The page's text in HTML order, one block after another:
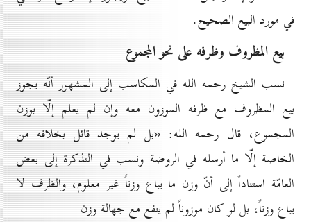
في مورد البيع الصحيح.
بيع المظروف وظرفه على نحو المجموع
نسب الشيخ رحمه الله في المكاسب إلى المشهور أنّه يجوز
بيع المظروف مع ظرفه الموزون معه وإن لم يعلم إلّا بوزن
المجموع، قال رحمه الله: «بل لم يوجد قائل بخلافه من
الخاصة إلّا ما أرسله في الروضة ونسب في التذكرة إلى بعض
العامّة استناداً إلى أنّ وزن ما يباع وزناً غير معلوم، والظرف لا
يباع وزناً، بل لو كان موزوناً لم ينفع مع جهالة وزن